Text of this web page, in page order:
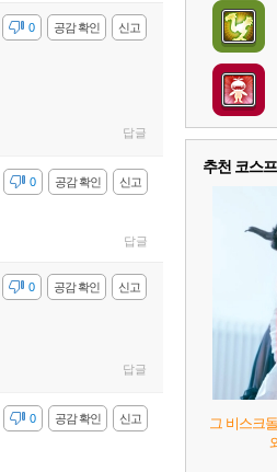
신고
공감 확인
0
답글
신고
공감 확인
0
답글
신고
공감 확인
0
답글
신고
공감 확인
0
추천 코스
그 비스크